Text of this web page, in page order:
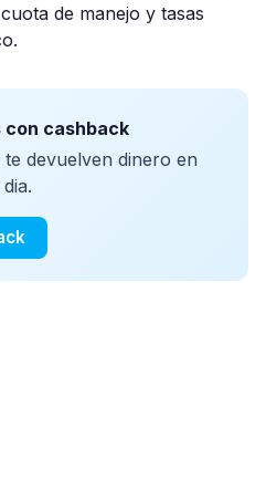
de manejo y tasas
con cashback
devuelven dinero en